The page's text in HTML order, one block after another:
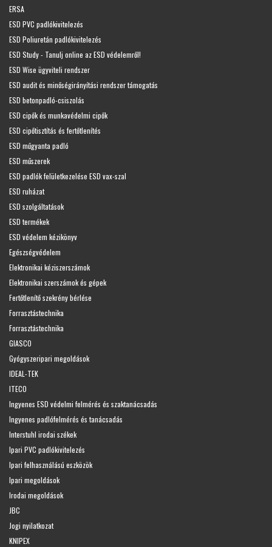
ERSA
ESD PVC padlókivitelezés
ESD Poliuretán padlókivitelezés
ESD Study - Tanulj online az ESD védelemről!
ESD Wise ügyviteli rendszer
ESD audit és minőségirányítási rendszer támogatás
ESD betonpadló-csiszolás
ESD cipők és munkavédelmi cipők
ESD cipőtisztítás és fertőtlenítés
ESD műgyanta padló
ESD műszerek
ESD padlók felületkezelése ESD vax-szal
ESD ruházat
ESD szolgáltatások
ESD termékek
ESD védelem kézikönyv
Egészségvédelem
Elektronikai kéziszerszámok
Elektronikai szerszámok és gépek
Fertőtlenítő szekrény bérlése
Forrasztástechnika
Forrasztástechnika
GIASCO
Gyógyszeripari megoldások
IDEAL-TEK
ITECO
Ingyenes ESD védelmi felmérés és szaktanácsadás
Ingyenes padlófelmérés és tanácsadás
Interstuhl irodai székek
Ipari PVC padlókivitelezés
Ipari felhasználású eszközök
Ipari megoldások
Irodai megoldások
JBC
Jogi nyilatkozat
KNIPEX